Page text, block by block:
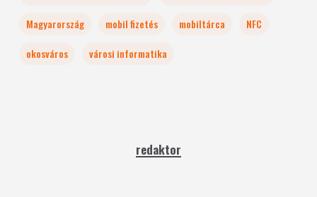
Magyarország
mobil fizetés mobiltárca
NFC
okosváros
városi informatika
redaktor